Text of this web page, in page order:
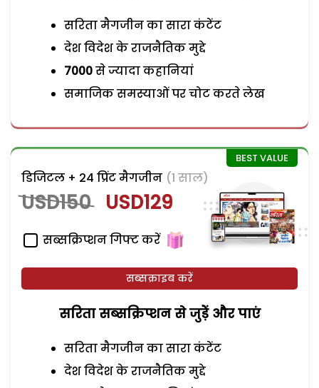
सरिता मैगजीन का सारा कंटेंट
देश विदेश के राजनैतिक मुद्दे
7000से ज्यादा कहानियां
समाजिक समस्याओं पर चोट करते लेख
डिजिटल + 24 प्रिंट मैगजीन (1 साल)
USD150 USD129
सब्सक्रिप्शन गिफ्ट करें
सब्सक्राइब करें
सरिता सब्सक्रिप्शन से जुड़ेें और पाएं
सरिता मैगजीन का सारा कंटेंट
देश विदेश के राजनैतिक मुद्दे